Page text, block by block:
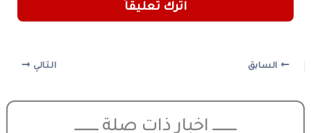
اترك تعليقاً
السابق التالي
ـــــــــــ اخبار ذات صلة ـــــــــــ